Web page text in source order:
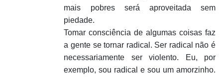
mais pobres será aproveitada sem
piedade.
Tomar consciência de algumas coisas faz
a gente se tornar radical. Ser radical não é
necessariamente ser violento. Eu, por
exemplo, sou radical e sou um amorzinho.